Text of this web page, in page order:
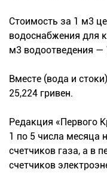
Стоимость за 1 м3
водоснабжения для
м3 водоотведения —
Вместе (вода и
25,224 гривен.
Редакция «Первого
1 по 5 числа месяца
счетчиков газа, а в
счетчиков